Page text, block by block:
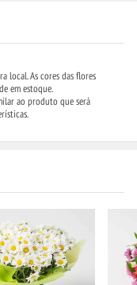
local. As cores das flores
em estoque.
ao produto que será